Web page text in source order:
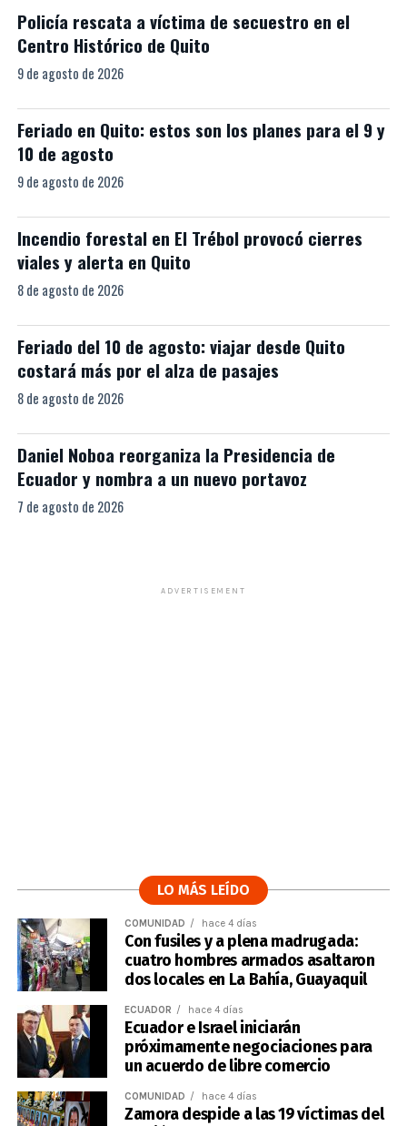
Policía rescata a víctima de secuestro en el
Centro Histórico de Quito
9 de agosto de 2026
Feriado en Quito: estos son los planes para el 9 y
10 de agosto
9 de agosto de 2026
Incendio forestal en El Trébol provocó cierres
viales y alerta en Quito
8 de agosto de 2026
Feriado del 10 de agosto: viajar desde Quito
costará más por el alza de pasajes
8 de agosto de 2026
Daniel Noboa reorganiza la Presidencia de
Ecuador y nombra a un nuevo portavoz
7 de agosto de 2026
ADVERTISEMENT
LO MÁS LEÍDO
COMUNIDAD hace 4 días
Con fusiles y a plena madrugada:
cuatro hombres armados asaltaron
dos locales en La Bahía, Guayaquil
ECUADOR hace 4 días
Ecuador e Israel iniciarán
próximamente negociaciones para
un acuerdo de libre comercio
COMUNIDAD hace 4 días
Zamora despide a las 19 víctimas del